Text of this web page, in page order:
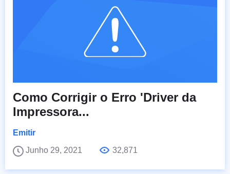
Como Corrigir o Erro 'Driver da
Impressora...
Emitir
Junho 29, 2021
32,871